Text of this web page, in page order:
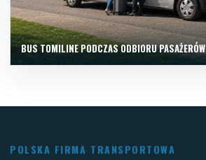
BUS TOMILINE PODCZAS ODBIORU PASAŻERÓW
POLSKA FIRMA TRANSPORTOWA